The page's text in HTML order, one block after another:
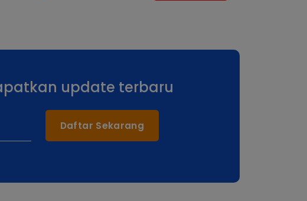
update terbaru
Daftar Sekarang